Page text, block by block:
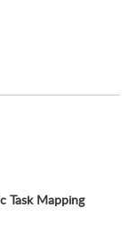
Task Mapping